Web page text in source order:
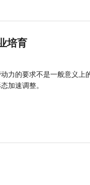
培育
力的要求不是一般意义上
加速调整。